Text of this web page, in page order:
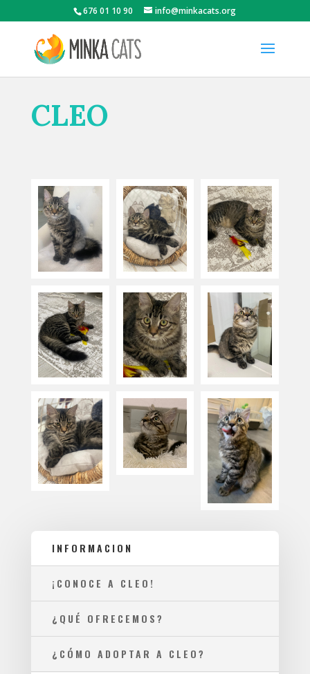
676 01 10 90 info@minkacats.org
CLEO
INFORMACION
¡CONOCE A CLEO!
¿QUÉ OFRECEMOS?
¿CÓMO ADOPTAR A CLEO?